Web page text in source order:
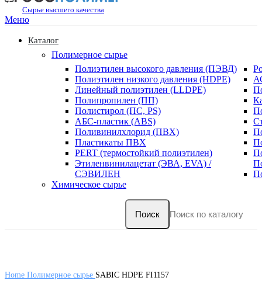
Сырье высшего качества
Меню
Каталог
Полимерное сырье
Полиэтилен высокого давления (ПЭВД)
Полиэтилен низкого давления (HDPE)
Линейный полиэтилен (LLDPE)
Полипропилен (ПП)
Полистирол (ПС, PS)
АБС-пластик (ABS)
Поливинилхлорид (ПВХ)
Пластикаты ПВХ
PERT (термостойкий полиэтилен)
Этиленвинилацетат (ЭВА, EVA) /
СЭВИЛЕН
Химическое сырье
Поиск
Home Полимерное сырье SABIC HDPE FI1157